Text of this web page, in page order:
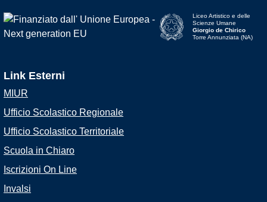
Liceo Artistico e delle
Scienze Umane
Giorgio de Chirico
Torre Annunziata (NA)
Link Esterni
MIUR
Ufficio Scolastico Regionale
Ufficio Scolastico Territoriale
Scuola in Chiaro
Iscrizioni On Line
Invalsi